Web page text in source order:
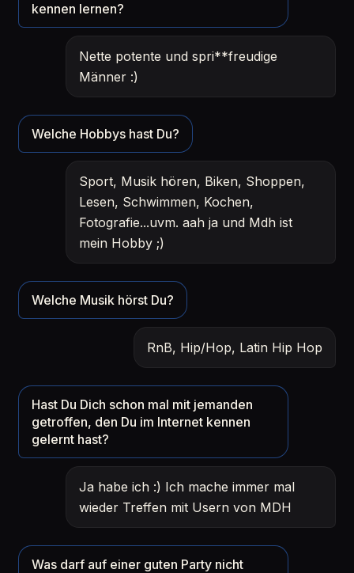
kennen lernen?
Nette potente und spri**freudige
Männer :)
Welche Hobbys hast Du?
Sport, Musik hören, Biken, Shoppen,
Lesen, Schwimmen, Kochen,
Fotografie...uvm. aah ja und Mdh ist
mein Hobby ;)
Welche Musik hörst Du?
RnB, Hip/Hop, Latin Hip Hop
Hast Du Dich schon mal mit jemanden
getroffen, den Du im Internet kennen
gelernt hast?
Ja habe ich :) Ich mache immer mal
wieder Treffen mit Usern von MDH
Was darf auf einer guten Party nicht